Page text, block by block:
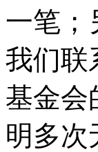
一笔；
我们联
基金会
明多次